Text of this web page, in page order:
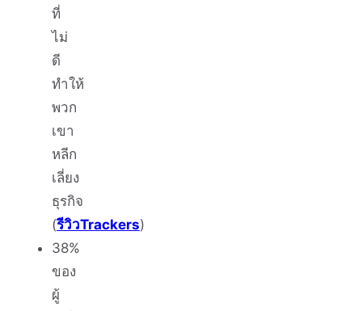
ที่
ไม่
ดี
ทำให้
พวก
เขา
หลีก
เลี่ยง
ธุรกิจ
(รีวิวTrackers)
38%
ของ
ผู้